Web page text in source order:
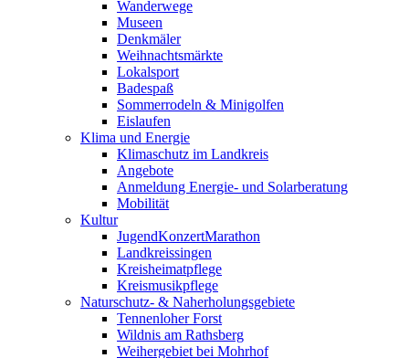
Wanderwege
Museen
Denkmäler
Weihnachtsmärkte
Lokalsport
Badespaß
Sommerrodeln & Minigolfen
Eislaufen
Klima und Energie
Klimaschutz im Landkreis
Angebote
Anmeldung Energie- und Solarberatung
Mobilität
Kultur
JugendKonzertMarathon
Landkreissingen
Kreisheimatpflege
Kreismusikpflege
Naturschutz- & Naherholungsgebiete
Tennenloher Forst
Wildnis am Rathsberg
Weihergebiet bei Mohrhof